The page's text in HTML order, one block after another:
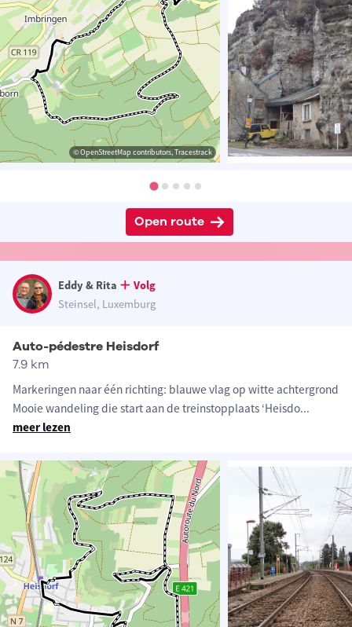
© OpenStreetMap contributors, Tracestrack
Open route
Eddy & Rita
Volg
Steinsel, Luxemburg
Auto-pédestre Heisdorf
7.9 km
Markeringen naar één richting: blauwe vlag op witte achtergrond
Mooie wandeling die start aan de treinstopplaats ‘Heisdo...
meer lezen